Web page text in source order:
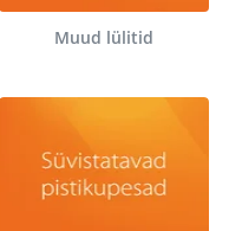
Muud lülitid